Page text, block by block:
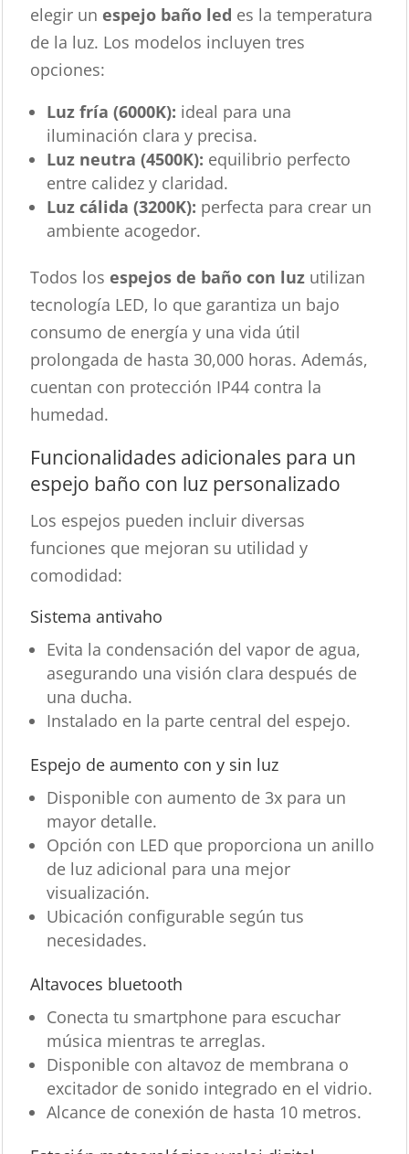
elegir un espejo baño led es la temperatura
de la luz. Los modelos incluyen tres
opciones:
Luz fría (6000K): ideal para una
iluminación clara y precisa.
Luz neutra (4500K): equilibrio perfecto
entre calidez y claridad.
Luz cálida (3200K): perfecta para crear un
ambiente acogedor.
Todos los espejos de baño con luz utilizan
tecnología LED, lo que garantiza un bajo
consumo de energía y una vida útil
prolongada de hasta 30,000 horas. Además,
cuentan con protección IP44 contra la
humedad.
Funcionalidades adicionales para un
espejo baño con luz personalizado
Los espejos pueden incluir diversas
funciones que mejoran su utilidad y
comodidad:
Sistema antivaho
Evita la condensación del vapor de agua,
asegurando una visión clara después de
una ducha.
Instalado en la parte central del espejo.
Espejo de aumento con y sin luz
Disponible con aumento de 3x para un
mayor detalle.
Opción con LED que proporciona un anillo
de luz adicional para una mejor
visualización.
Ubicación configurable según tus
necesidades.
Altavoces bluetooth
Conecta tu smartphone para escuchar
música mientras te arreglas.
Disponible con altavoz de membrana o
excitador de sonido integrado en el vidrio.
Alcance de conexión de hasta 10 metros.